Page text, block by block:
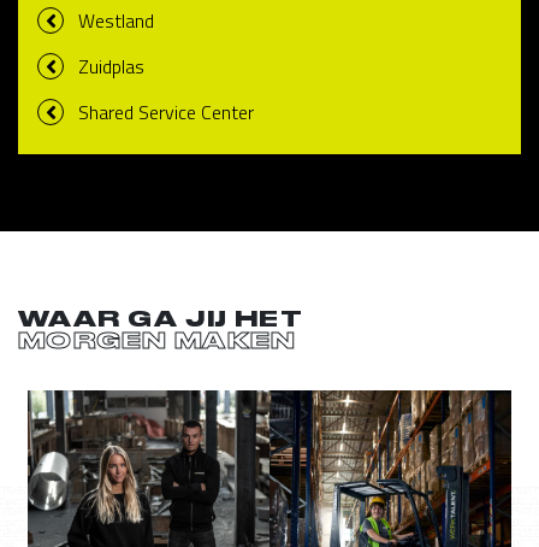
Westland
Zuidplas
Shared Service Center
WAAR GA JIJ HET
MORGEN MAKEN